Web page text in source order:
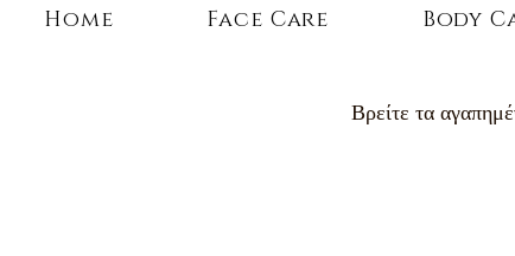
Home Face Care Body
Βρείτε τα